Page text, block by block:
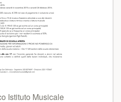
Istituto Musicale